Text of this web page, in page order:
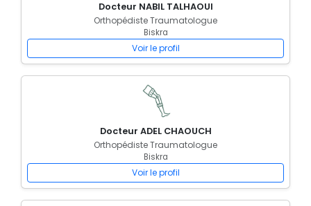
Docteur NABIL TALHAOUI
Orthopédiste Traumatologue
Biskra
Voir le profil
Docteur ADEL CHAOUCH
Orthopédiste Traumatologue
Biskra
Voir le profil